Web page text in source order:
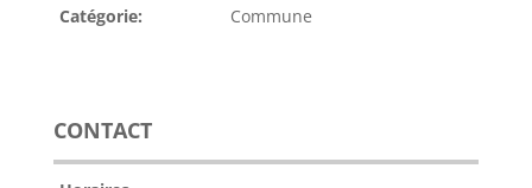
Catégorie: Commune
CONTACT